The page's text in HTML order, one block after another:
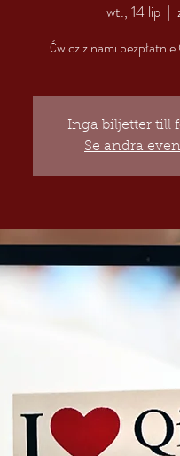
wt., 14 lip
  |
Ćwicz z nami
Inga biljetter till
Se andra